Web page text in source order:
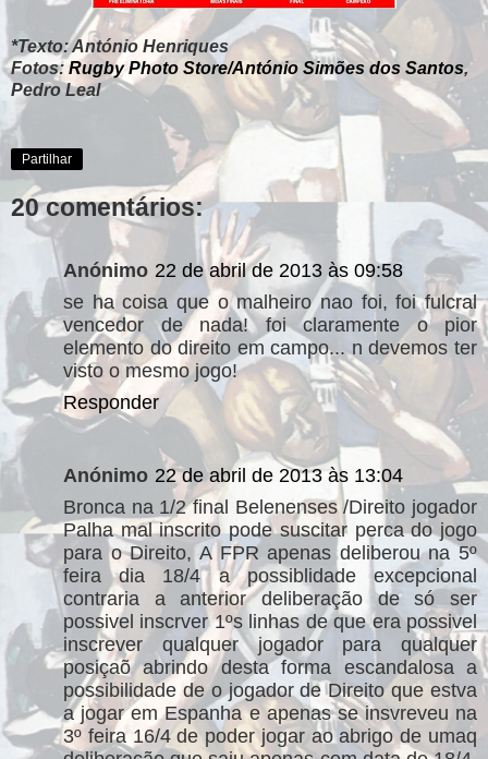
*Texto: António Henriques
Fotos: Rugby Photo Store/António Simões dos Santos,
Pedro Leal
Partilhar
20 comentários:
Anónimo 22 de abril de 2013 às 09:58
se ha coisa que o malheiro nao foi, foi fulcral
vencedor de nada! foi claramente o pior
elemento do direito em campo... n devemos ter
visto o mesmo jogo!
Responder
Anónimo 22 de abril de 2013 às 13:04
Bronca na 1/2 final Belenenses /Direito jogador
Palha mal inscrito pode suscitar perca do jogo
para o Direito, A FPR apenas deliberou na 5º
feira dia 18/4 a possiblidade excepcional
contraria a anterior deliberação de só ser
possivel inscrver 1ºs linhas de que era possivel
inscrever qualquer jogador para qualquer
posiçaõ abrindo desta forma escandalosa a
possibilidade de o jogador de Direito que estva
a jogar em Espanha e apenas se insvreveu na
3º feira 16/4 de poder jogar ao abrigo de umaq